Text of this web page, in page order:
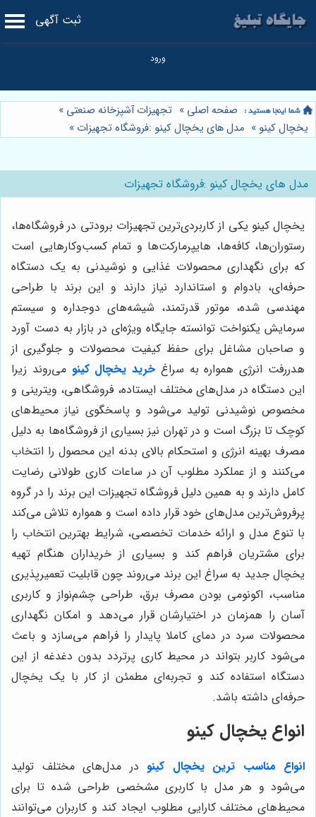
ثبت آگهی
صفحه اصلی » تجهیزات آشپزخانه صنعتی »
یخچال کینو » مدل های یخچال کینو :فروشگاه تجهیزات »
مدل های یخچال کینو :فروشگاه تجهیزات
یخچال کینو یکی از کاربردی‌ترین تجهیزات برودتی در فروشگاه‌ها،
رستوران‌ها، کافه‌ها، هایپرمارکت‌ها و تمام کسب‌وکارهایی است
که برای نگهداری محصولات غذایی و نوشیدنی به یک دستگاه
حرفه‌ای، بادوام و استاندارد نیاز دارند و این برند با طراحی
مهندسی شده، موتور قدرتمند، شیشه‌های دوجداره و سیستم
سرمایش یکنواخت توانسته جایگاه ویژه‌ای در بازار به دست آورد
و صاحبان مشاغل برای حفظ کیفیت محصولات و جلوگیری از
هدررفت انرژی همواره به سراغ خرید یخچال کینو می‌روند زیرا
این دستگاه در مدل‌های مختلف ایستاده، فروشگاهی، ویترینی و
مخصوص نوشیدنی تولید می‌شود و پاسخگوی نیاز محیط‌های
کوچک تا بزرگ است و در تهران نیز بسیاری از فروشگاه‌ها به دلیل
مصرف بهینه انرژی و استحکام بالای بدنه این محصول را انتخاب
می‌کنند و از عملکرد مطلوب آن در ساعات کاری طولانی رضایت
کامل دارند و به همین دلیل فروشگاه تجهیزات این برند را در گروه
پرفروش‌ترین مدل‌های خود قرار داده است و همواره تلاش می‌کند
با تنوع مدل و ارائه خدمات تخصصی، شرایط بهترین انتخاب را
برای مشتریان فراهم کند و بسیاری از خریداران هنگام تهیه
یخچال جدید به سراغ این برند می‌روند چون قابلیت تعمیرپذیری
مناسب، اکونومی بودن مصرف برق، طراحی چشم‌نواز و کاربری
آسان را همزمان در اختیارشان قرار می‌دهد و امکان نگهداری
محصولات سرد در دمای کاملا پایدار را فراهم می‌سازد و باعث
می‌شود کاربر بتواند در محیط کاری پرتردد بدون دغدغه از این
دستگاه استفاده کند و تجربه‌ای مطمئن از کار با یک یخچال
حرفه‌ای داشته باشد.
انواع یخچال کینو
انواع مناسب ترین یخچال کینو در مدل‌های مختلف تولید
می‌شود و هر مدل با کاربری مشخصی طراحی شده تا برای
محیط‌های مختلف کارایی مطلوب ایجاد کند و کاربران می‌توانند